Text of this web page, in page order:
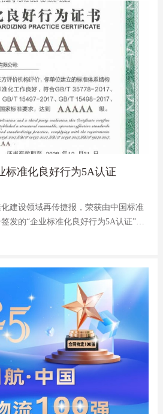
标准化良好行为5A认证
建设领域再传捷报，荣获由中国标准
发的“企业标准化良好行为5A认证”，
国内领先行列。